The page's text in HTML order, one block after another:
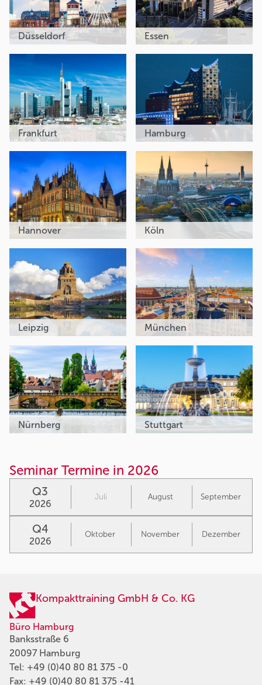
Düsseldorf Essen
Frankfurt Hamburg
Hannover Köln
Leipzig München
Nürnberg Stuttgart
Seminar Termine in 2026
Q3
2026
Juli August September
Q4
2026
Oktober November Dezember
Kompakttraining GmbH & Co. KG
Büro Hamburg
Banksstraße 6
20097 Hamburg
Tel: +49 (0)40 80 81 375 -0
Fax: +49 (0)40 80 81 375 -41